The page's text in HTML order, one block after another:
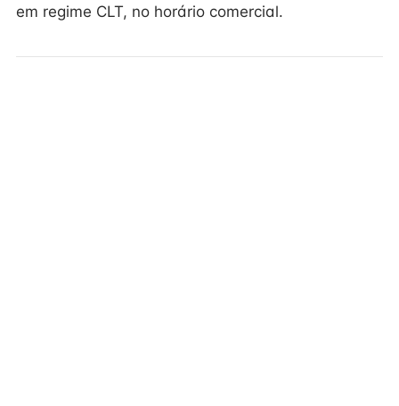
em regime CLT, no horário comercial.